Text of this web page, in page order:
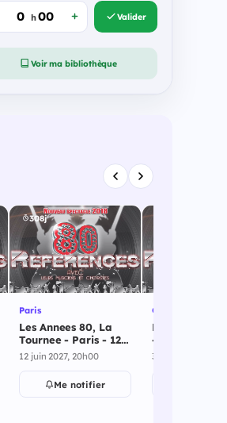
h Valider
Voir ma bibliothèque
308j
Paris
Les Annees 80, La
Tournee - Paris - 12
juin 2027
12 juin 2027, 20h00
Me notifier
Gap
Les Annees
- 30 octobre
30 oct. 2027,